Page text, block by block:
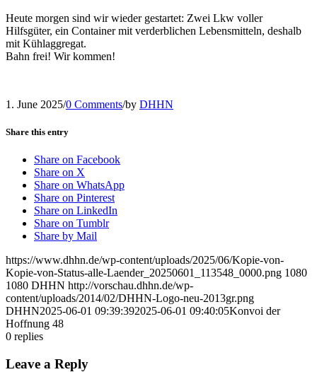
Heute morgen sind wir wieder gestartet: Zwei Lkw voller
Hilfsgüter, ein Container mit verderblichen Lebensmitteln, deshalb
mit Kühlaggregat.
Bahn frei! Wir kommen!
1. June 2025/0 Comments/by DHHN
Share this entry
Share on Facebook
Share on X
Share on WhatsApp
Share on Pinterest
Share on LinkedIn
Share on Tumblr
Share by Mail
https://www.dhhn.de/wp-content/uploads/2025/06/Kopie-von-
Kopie-von-Status-alle-Laender_20250601_113548_0000.png 1080
1080 DHHN http://vorschau.dhhn.de/wp-
content/uploads/2014/02/DHHN-Logo-neu-2013gr.png
DHHN2025-06-01 09:39:392025-06-01 09:40:05Konvoi der
Hoffnung 48
0 replies
Leave a Reply